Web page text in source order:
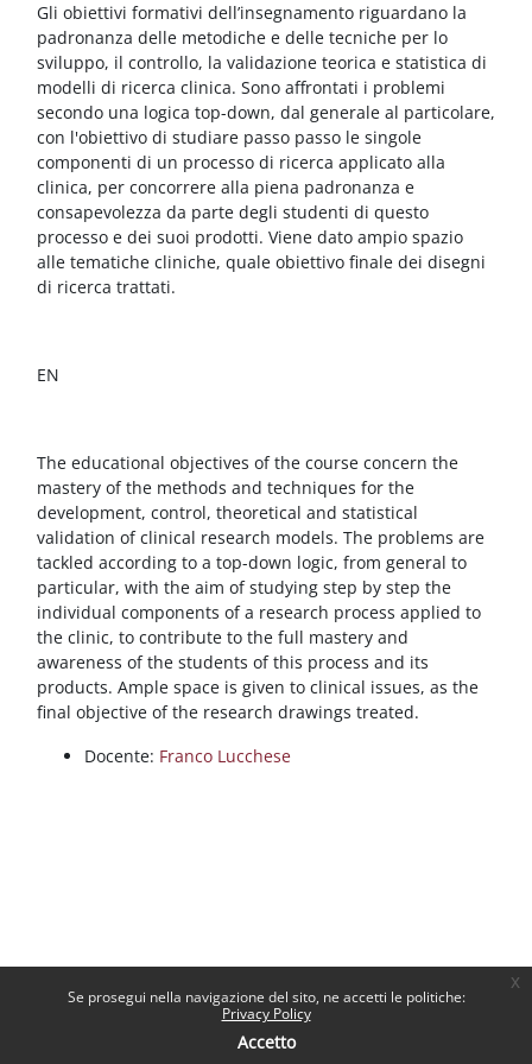
Vai al contenuto principale
Se prosegui nella navigazione del sito, ne accetti le politiche:
Privacy Policy
Accetto
x
Blocchi
Gli obiettivi formativi dell’insegnamento riguardano la
padronanza delle metodiche e delle tecniche per lo
sviluppo, il controllo, la validazione teorica e statistica di
modelli di ricerca clinica. Sono affrontati i problemi
secondo una logica top-down, dal generale al particolare,
con l'obiettivo di studiare passo passo le singole
componenti di un processo di ricerca applicato alla
clinica, per concorrere alla piena padronanza e
consapevolezza da parte degli studenti di questo
processo e dei suoi prodotti. Viene dato ampio spazio
alle tematiche cliniche, quale obiettivo finale dei disegni
di ricerca trattati.
EN
The educational objectives of the course concern the
mastery of the methods and techniques for the
development, control, theoretical and statistical
validation of clinical research models. The problems are
tackled according to a top-down logic, from general to
particular, with the aim of studying step by step the
individual components of a research process applied to
the clinic, to contribute to the full mastery and
awareness of the students of this process and its
products. Ample space is given to clinical issues, as the
final objective of the research drawings treated.
Docente: Franco Lucchese